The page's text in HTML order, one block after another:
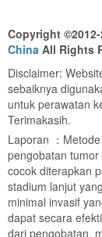
Copyright ©2012-
China All Rights
Disclaimer:
sebaiknya
untuk perawatan
Terimakasih.
Laporan ：
pengobatan
cocok diterapkan
stadium lanjut
minimal invasif
dapat secara
dari pengobatan,